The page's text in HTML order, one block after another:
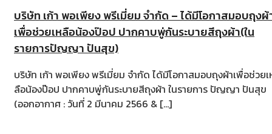
บริษัท เก้า พอเพียง พรีเมี่ยม จำกัด – ได้มีโอกาสมอบถุงผ้
เพื่อช่วยเหลือน้องป๊อป ปากคาบพู่กันระบายสีถุงผ้า(ใน
รายการปัญญา ปันสุข)
บริษัท เก้า พอเพียง พรีเมี่ยม จำกัด ได้มีโอกาสมอบถุงผ้าเพื่อช่วย
ลือน้องป๊อป ปากคาบพู่กันระบายสีถุงผ้า ในรายการ ปัญญา ปันสุข
(ออกอากาศ : วันที่ 2 มีนาคม 2566 & […]